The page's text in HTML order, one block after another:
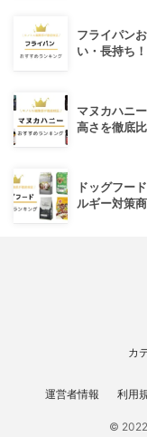
フライパン
い・長持ち
マヌカハニ
高さを徹底
ドッグフー
ルギー対策
カ
運営者情報 利用
©